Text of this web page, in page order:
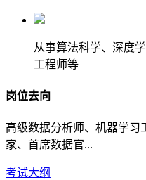
从事算法科学、深度
工程师等
岗位去向
高级数据分析师、机器学习
家、首席数据官...
考试大纲